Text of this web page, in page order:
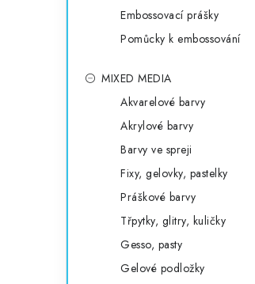
Embossovací prášky
Pomůcky k embossování
MIXED MEDIA
Akvarelové barvy
Akrylové barvy
Barvy ve spreji
Fixy, gelovky, pastelky
Práškové barvy
Třpytky, glitry, kuličky
Gesso, pasty
Gelové podložky